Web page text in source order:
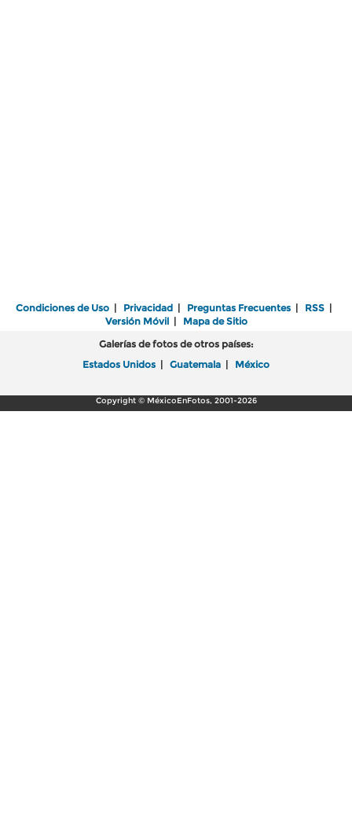
Condiciones de Uso | Privacidad | Preguntas Frecuentes | RSS |
Versión Móvil| Mapa de Sitio
Galerías de fotos de otros países:
Estados Unidos | Guatemala | México
Copyright © MéxicoEnFotos, 2001-2026